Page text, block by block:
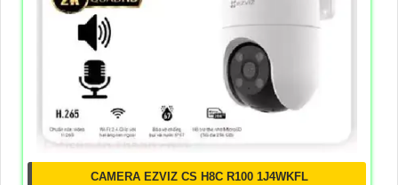
CAMERA EZVIZ CS H8C R100 1J4WKFL